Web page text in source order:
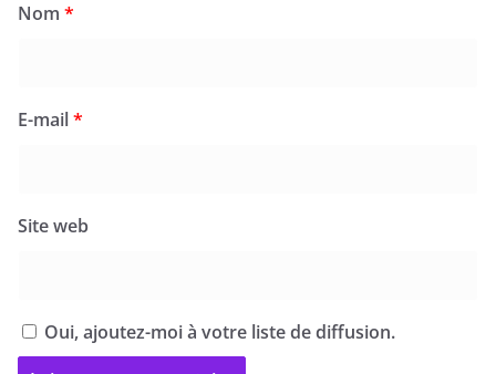
Nom *
E-mail*
Site web
Oui, ajoutez-moi à votre liste de diffusion.